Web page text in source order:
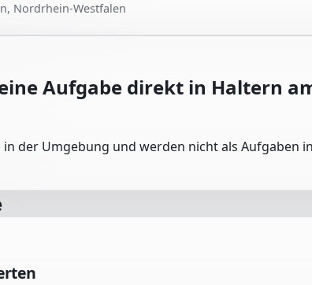
Nordrhein-Westfalen
Aufgabe direkt in Haltern
der Umgebung und werden nicht als Aufgaben